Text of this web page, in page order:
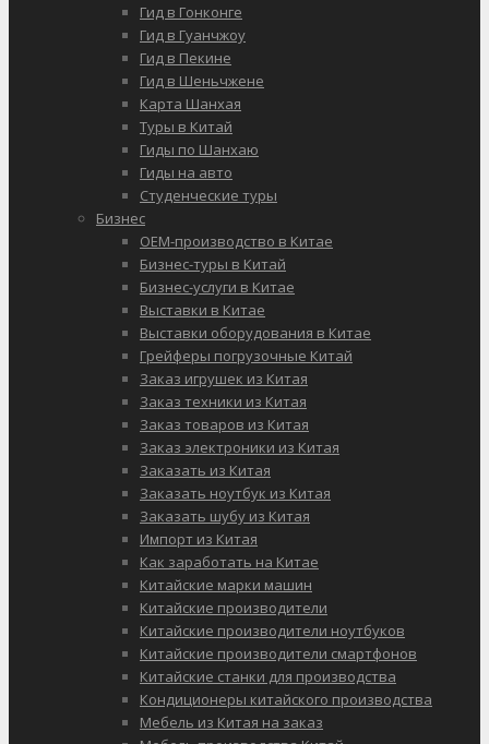
Гид в Гонконге
Гид в Гуанчжоу
Гид в Пекине
Гид в Шеньчжене
Карта Шанхая
Туры в Китай
Гиды по Шанхаю
Гиды на авто
Студенческие туры
Бизнес
OEM-производство в Китае
Бизнес-туры в Китай
Бизнес-услуги в Китае
Выставки в Китае
Выставки оборудования в Китае
Грейферы погрузочные Китай
Заказ игрушек из Китая
Заказ техники из Китая
Заказ товаров из Китая
Заказ электроники из Китая
Заказать из Китая
Заказать ноутбук из Китая
Заказать шубу из Китая
Импорт из Китая
Как заработать на Китае
Китайские марки машин
Китайские производители
Китайские производители ноутбуков
Китайские производители смартфонов
Китайские станки для производства
Кондиционеры китайского производства
Мебель из Китая на заказ